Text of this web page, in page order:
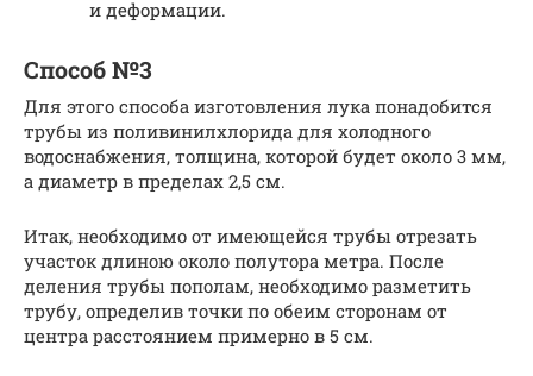
и деформации.
Способ №3
Для этого способа изготовления лука понадобится
трубы из поливинилхлорида для холодного
водоснабжения, толщина, которой будет около 3 мм,
а диаметр в пределах 2,5 см.
Итак, необходимо от имеющейся трубы отрезать
участок длиною около полутора метра. После
деления трубы пополам, необходимо разметить
трубу, определив точки по обеим сторонам от
центра расстоянием примерно в 5 см.